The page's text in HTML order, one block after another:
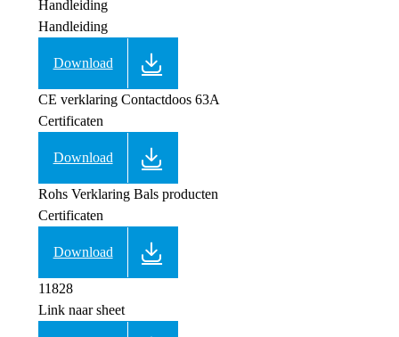
Handleiding
Handleiding
Download
CE verklaring Contactdoos 63A
Certificaten
Download
Rohs Verklaring Bals producten
Certificaten
Download
11828
Link naar sheet